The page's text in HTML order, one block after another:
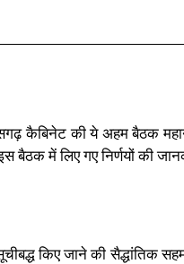
कैबिनेट की ये अहम बैठक
में लिए गए निर्णयों की
किए जाने की सैद्धांतिक